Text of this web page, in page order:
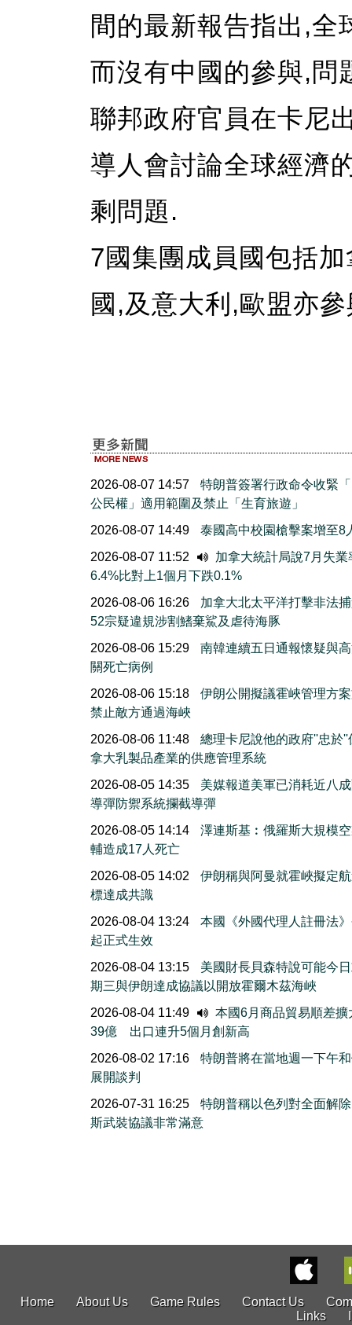
間的最新報告指出,全
而沒有中國的參與,問
聯邦政府官員在卡尼
導人會討論全球經濟
剩問題.
7國集團成員國包括
國,及意大利,歐盟亦
2026-08-07 14:57
特朗普簽署行政命令收緊
公民權」適用範圍及禁止「生育旅遊」
2026-08-07 14:49
泰國高中校園槍擊案增至8
2026-08-07 11:52
加拿大統計局說7月失業
6.4%比對上1個月下跌0.1%
2026-08-06 16:26
加拿大北太平洋打擊非法
52宗疑違規涉割鰭棄鯊及虐待海豚
2026-08-06 15:29
南韓連續五日通報懷疑與
關死亡病例
2026-08-06 15:18
伊朗公開擬議霍峽管理方
禁止敵方通過海峽
2026-08-06 11:48
總理卡尼說他的政府''忠於''
拿大乳製品產業的供應管理系統
2026-08-05 14:35
美媒報道美軍已消耗近八
導彈防禦系統攔截導彈
2026-08-05 14:14
澤連斯基︰俄羅斯大規模
輔造成17人死亡
2026-08-05 14:02
伊朗稱與阿曼就霍峽擬定
標達成共識
2026-08-04 13:24
本國《外國代理人註冊法
起正式生效
2026-08-04 13:15
美國財長貝森特說可能今
期三與伊朗達成協議以開放霍爾木茲海峽
2026-08-04 11:49
本國6月商品貿易順差擴
39億 出口連升5個月創新高
2026-08-02 17:16
特朗普將在當地週一下午
展開談判
2026-07-31 16:25
特朗普稱以色列對全面解
斯武裝協議非常滿意
Home About Us Game Rules Contact Us
Links